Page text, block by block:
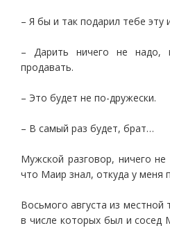
– Я бы и так подарил тебе эту
– Дарить ничего не надо,
продавать.
– Это будет не по-дружески.
– В самый раз будет, брат…
Мужской разговор, ничего
что Маир знал, откуда у меня
Восьмого августа из
в числе которых был и сосед